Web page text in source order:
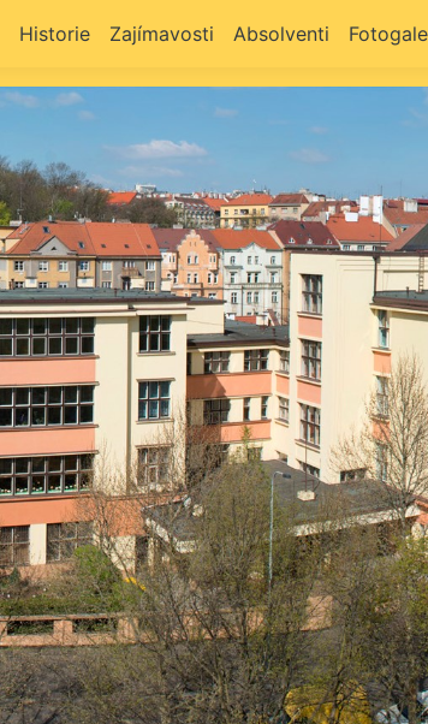
Historie Zajímavosti Absolventi